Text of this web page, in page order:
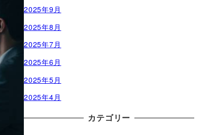
2025年9月
2025年8月
2025年7月
2025年6月
2025年5月
2025年4月
カテゴリー